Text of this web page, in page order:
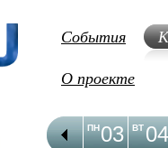
События
О проекте
03
ПН 04
ВТ